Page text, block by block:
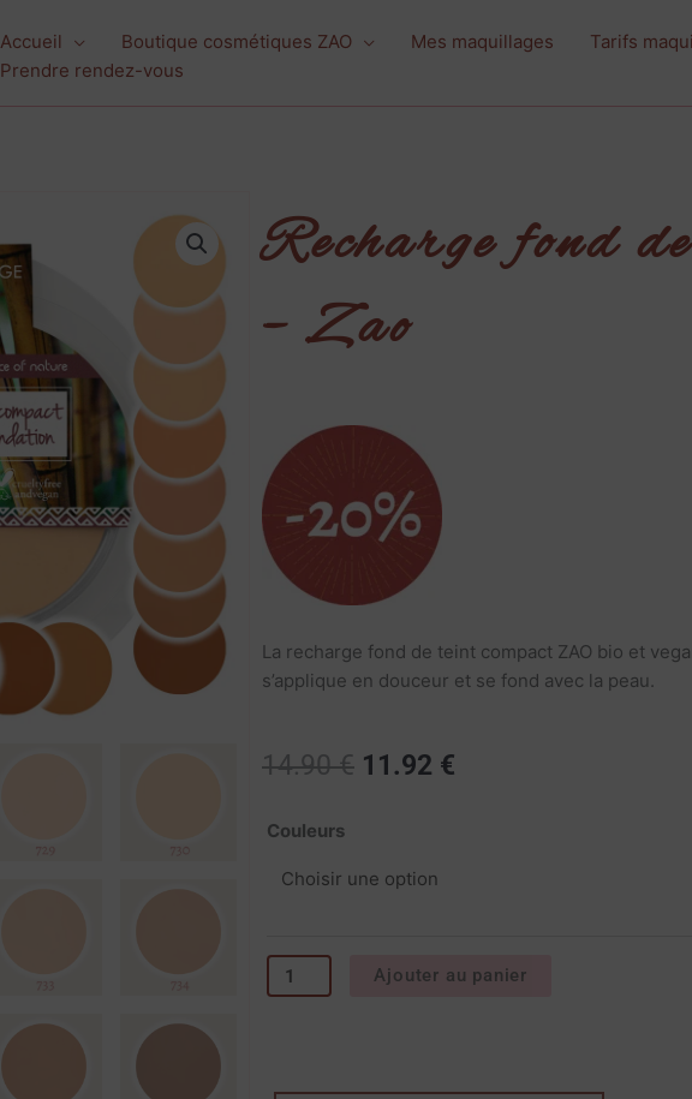
Accueil Boutique cosmétiques ZAO Mes maquillages Tarifs
Prendre rendez-vous
Recharge fond
– Zao
La recharge fond de teint compact ZAO bio et
s’applique en douceur et se fond avec la peau.
14.90€ Le
14.90 €.
11.92 €
Couleurs
quantité
Recharge
teint
compact
Ajouter au panier